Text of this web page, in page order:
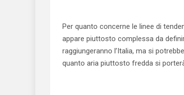
Per quanto concerne le linee di
appare piuttosto complessa da
raggiungeranno l’Italia, ma si
quanto aria piuttosto fredda si